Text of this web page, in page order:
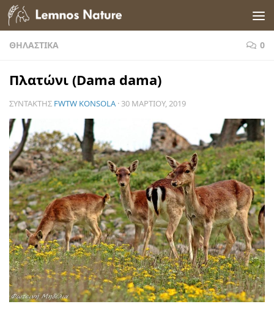
Skip to content
ΘΗΛΑΣΤΙΚΆ 0
Πλατώνι (Dama dama)
ΣΥΝΤΆΚΤΗΣ FWTW KONSOLA · 30 ΜΑΡΤΊΟΥ, 2019